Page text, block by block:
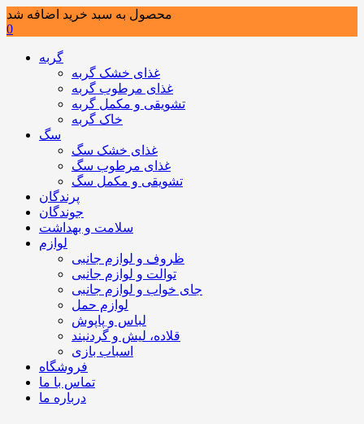
محصول به سبد خرید اضافه شد
0
گربه
غذای خشک گربه
غذای مرطوب گربه
تشویقی و مکمل گربه
خاک گربه
سگ
غذای خشک سگ
غذای مرطوب سگ
تشویقی و مکمل سگ
پرندگان
جوندگان
سلامت و بهداشت
لوازم
ظروف و لوازم جانبی
توالت و لوازم جانبی
جای خواب و لوازم جانبی
لوازم حمل
لباس و پاپوش
قلاده، لیش و گردنبند
اسباب بازی
فروشگاه
تماس با ما
درباره ما